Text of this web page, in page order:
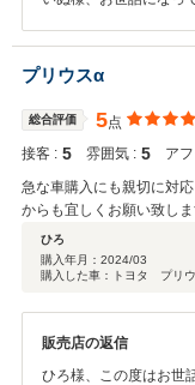
テンスの件についても
テナンスなどご案内さ
何かご使用にてお気づ
い。お待ちいたしてお
プリウスα
総合評価 5点
接客 : 5 雰囲気 : 5 ア
急な車購入にも親切に対
からも宜しくお願い致しま
ひろ
購入年月： 2024/03
購入した車：トヨタ プリ
販売店の返信
ひろ様、この度はお世